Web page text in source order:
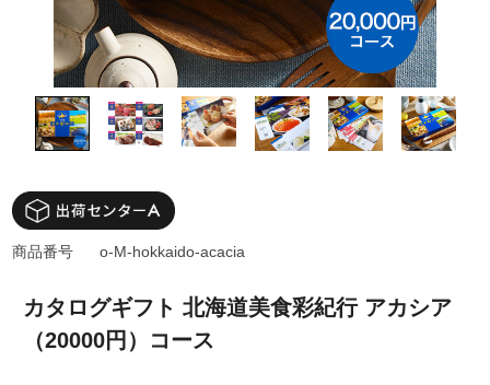
カタログギフト 北海道美食彩紀行 アカシア
（20000円）コース
商品番号 o-M-hokkaido-acacia